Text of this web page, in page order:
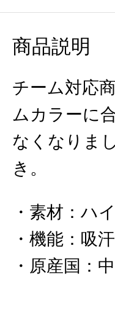
商品説明
チーム対応
ムカラーに
なくなりま
き。
素材 ： ハ
機能 ： 吸
原産国 ：